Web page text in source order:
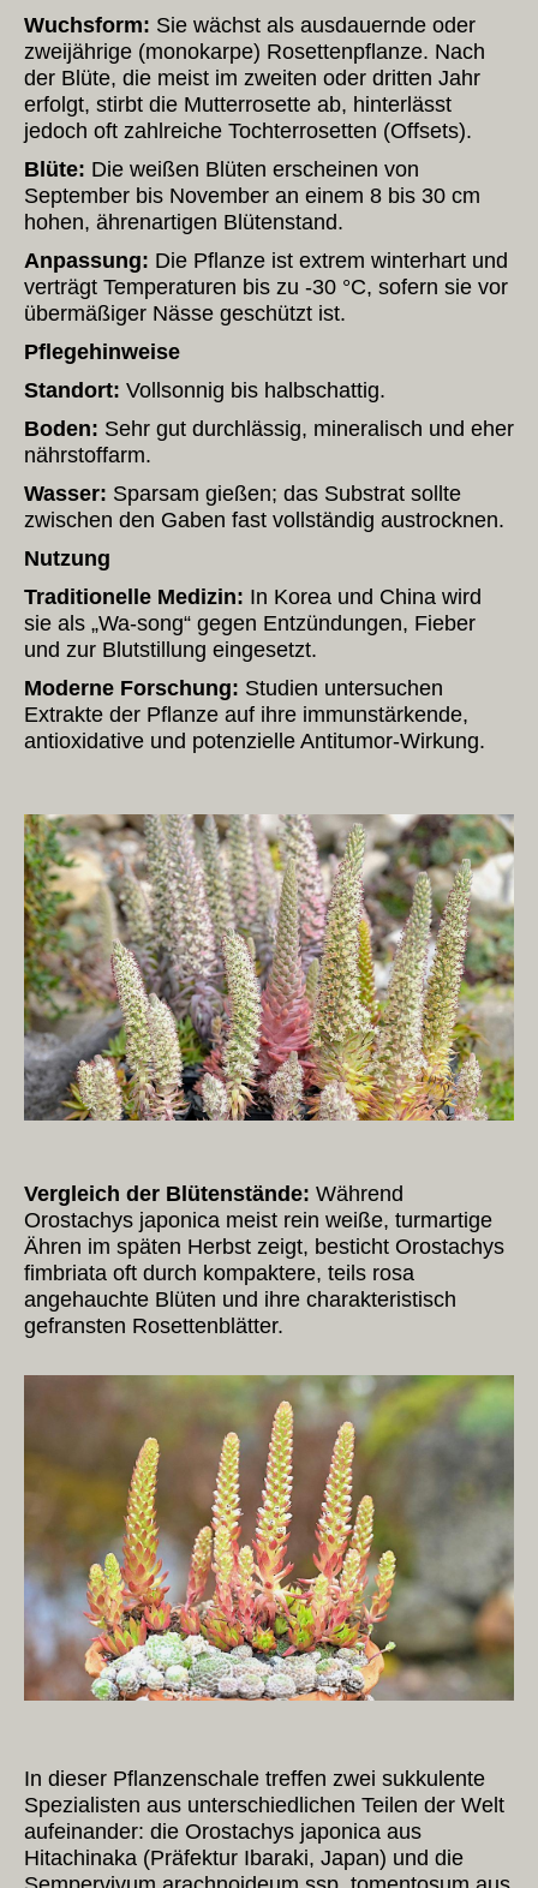
Wuchsform: Sie wächst als ausdauernde oder
zweijährige (monokarpe) Rosettenpflanze. Nach
der Blüte, die meist im zweiten oder dritten Jahr
erfolgt, stirbt die Mutterrosette ab, hinterlässt
jedoch oft zahlreiche Tochterrosetten (Offsets).
Blüte: Die weißen Blüten erscheinen von
September bis November an einem 8 bis 30 cm
hohen, ährenartigen Blütenstand.
Anpassung: Die Pflanze ist extrem winterhart und
verträgt Temperaturen bis zu -30 °C, sofern sie vor
übermäßiger Nässe geschützt ist.
Pflegehinweise
Standort: Vollsonnig bis halbschattig.
Boden: Sehr gut durchlässig, mineralisch und eher
nährstoffarm.
Wasser: Sparsam gießen; das Substrat sollte
zwischen den Gaben fast vollständig austrocknen.
Nutzung
Traditionelle Medizin: In Korea und China wird
sie als „Wa-song“ gegen Entzündungen, Fieber
und zur Blutstillung eingesetzt.
Moderne Forschung: Studien untersuchen
Extrakte der Pflanze auf ihre immunstärkende,
antioxidative und potenzielle Antitumor-Wirkung.
Vergleich der Blütenstände: Während
Orostachys japonica meist rein weiße, turmartige
Ähren im späten Herbst zeigt, besticht Orostachys
fimbriata oft durch kompaktere, teils rosa
angehauchte Blüten und ihre charakteristisch
gefransten Rosettenblätter.
In dieser Pflanzenschale treffen zwei sukkulente
Spezialisten aus unterschiedlichen Teilen der Welt
aufeinander: die Orostachys japonica aus
Hitachinaka (Präfektur Ibaraki, Japan) und die